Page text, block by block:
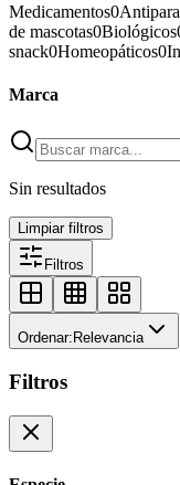
Medicamentos0
de mascotas0Biológicos
snack0Homeopáticos0
Marca
Sin resultados
Limpiar filtros
Filtros
Ordenar: Relevancia
Filtros